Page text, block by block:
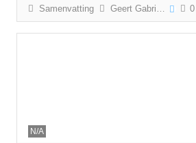
Samenvatting Geert Gabriëls 0
N/A